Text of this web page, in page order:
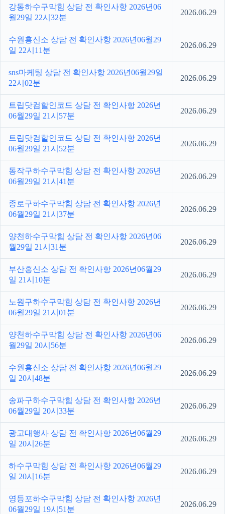
강동하수구막힘 상담 전 확인사항 2026년06
월29일 22시32분
2026.06.29
수원흥신소 상담 전 확인사항 2026년06월29
일 22시11분
2026.06.29
sns마케팅 상담 전 확인사항 2026년06월29일
22시02분
2026.06.29
트립닷컴할인코드 상담 전 확인사항 2026년
06월29일 21시57분
2026.06.29
트립닷컴할인코드 상담 전 확인사항 2026년
06월29일 21시52분
2026.06.29
동작구하수구막힘 상담 전 확인사항 2026년
06월29일 21시41분
2026.06.29
종로구하수구막힘 상담 전 확인사항 2026년
06월29일 21시37분
2026.06.29
양천하수구막힘 상담 전 확인사항 2026년06
월29일 21시31분
2026.06.29
부산흥신소 상담 전 확인사항 2026년06월29
일 21시10분
2026.06.29
노원구하수구막힘 상담 전 확인사항 2026년
06월29일 21시01분
2026.06.29
양천하수구막힘 상담 전 확인사항 2026년06
월29일 20시56분
2026.06.29
수원흥신소 상담 전 확인사항 2026년06월29
일 20시48분
2026.06.29
송파구하수구막힘 상담 전 확인사항 2026년
06월29일 20시33분
2026.06.29
광고대행사 상담 전 확인사항 2026년06월29
일 20시26분
2026.06.29
하수구막힘 상담 전 확인사항 2026년06월29
일 20시16분
2026.06.29
영등포하수구막힘 상담 전 확인사항 2026년
06월29일 19시51분
2026.06.29